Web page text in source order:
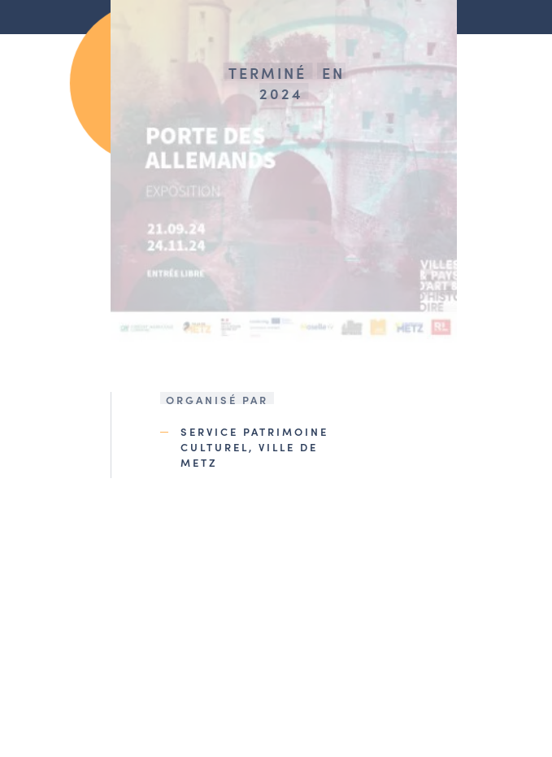
TERMINÉ
EN
2024
ORGANISÉ PAR
SERVICE PATRIMOINE
CULTUREL, VILLE DE
METZ